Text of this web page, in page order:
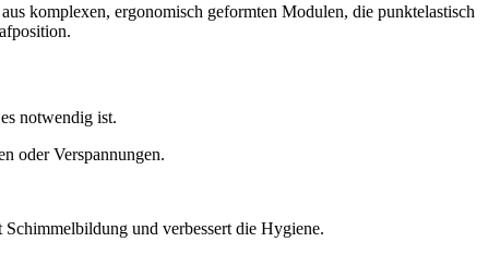
komplexen, ergonomisch geformten Modulen, die punktelastisch
notwendig ist.
oder Verspannungen.
und verbessert die Hygiene.